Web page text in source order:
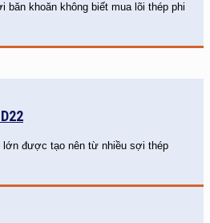
băn khoăn không biết mua lõi thép phi
lớn được tạo nên từ nhiều sợi thép